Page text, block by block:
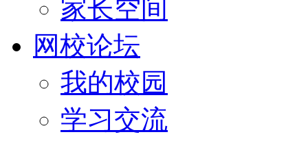
家长空间
网校论坛
我的校园
学习交流